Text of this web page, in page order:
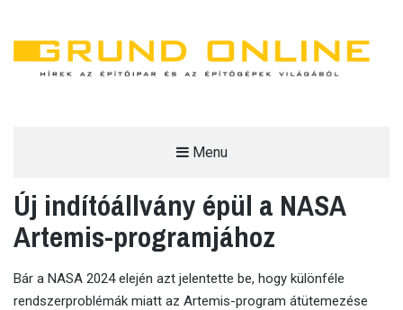
HÍREK AZ ÉPÍTŐIPAR ÉS AZ ÉPÍTŐGÉPEK VILÁGÁBÓL.
Menu
Új indítóállvány épül a NASA
Artemis-programjához
Bár a NASA 2024 elején azt jelentette be, hogy különféle
rendszerproblémák miatt az Artemis-program átütemezése